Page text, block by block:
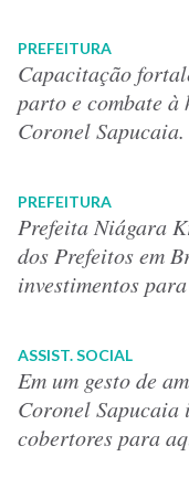
PREFEITURA
Capacitação
parto e combate
Coronel Sapucaia.
PREFEITURA
Prefeita Niágara
dos Prefeitos em
investimentos
ASSIST. SOCIAL
Em um gesto de
Coronel Sapucaia
cobertores para